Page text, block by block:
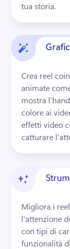
tua storia.
Crea reel
animate
mostra
colore ai
effetti video
catturare
Migliora i
l'attenzione
con tipi di
funzionalità